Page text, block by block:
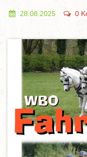
28.08.2025 0